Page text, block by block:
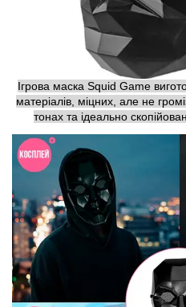
Ігрова маска Squid Game
матеріалів, міцних, але не
тонах та ідеально